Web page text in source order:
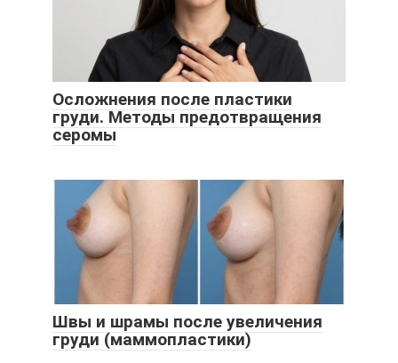
Осложнения после пластики
груди. Методы предотвращения
серомы
Швы и шрамы после увеличения
груди (маммопластики)